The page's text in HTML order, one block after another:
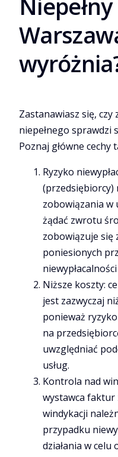
Zastanawiasz się,
niepełnego sprawdzi
Poznaj główne
Ryzyko
zobowiązania
żądać zwrotu
zobowiązuje się
poniesionych
Niższe koszty:
jest zazwyczaj
ponieważ
na
uwzględniać
usług.
Kontrola nad
wystawca
windykacji
przypadku
działania w